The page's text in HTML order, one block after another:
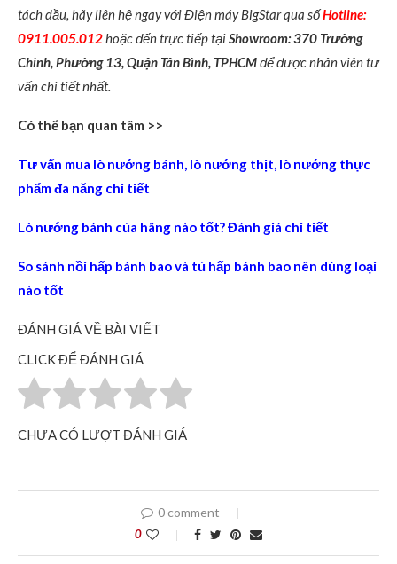
tách dầu, hãy liên hệ ngay với Điện máy BigStar qua sốHotline:
0911.005.012hoặc đến trực tiếp tạiShowroom: 370 Trường
Chinh, Phường 13, Quận Tân Bình, TPHCMđể được nhân viên tư
vấn chi tiết nhất.
Có thể bạn quan tâm >>
Tư vấn mua lò nướng bánh, lò nướng thịt, lò nướng thực
phẩm đa năng chi tiết
Lò nướng bánh của hãng nào tốt? Đánh giá chi tiết
So sánh nồi hấp bánh bao và tủ hấp bánh bao nên dùng loại
nào tốt
ĐÁNH GIÁ VỀ BÀI VIẾT
CLICK ĐỂ ĐÁNH GIÁ
CHƯA CÓ LƯỢT ĐÁNH GIÁ
0 comment
0